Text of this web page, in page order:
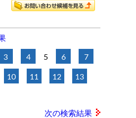
3 4 5 6 7
10 11 12 13
次の検索結果